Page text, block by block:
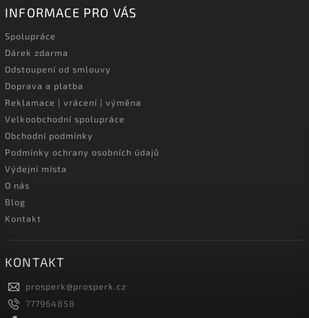
INFORMACE PRO VÁS
Spolupráce
Dárek zdarma
Odstoupení od smlouvy
Doprava a platba
Reklamace | vrácení | výměna
Velkoobchodní spolupráce
Obchodní podmínky
Podmínky ochrany osobních údajů
Výdejní místa
O nás
Blog
Kontakt
KONTAKT
prosperk@prosperk.cz
777964858